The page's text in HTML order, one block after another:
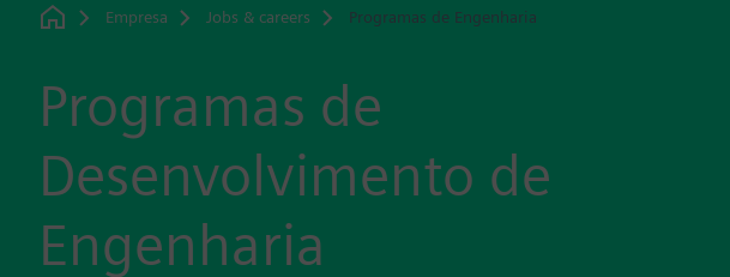
Home
Empresa Jobs & careers Programas de Engenharia
Programas de
Desenvolvimento de
Engenharia